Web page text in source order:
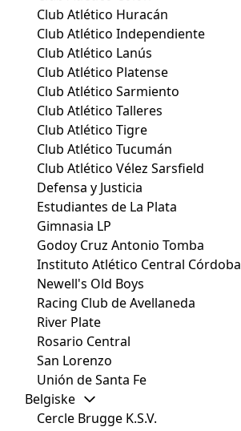
Club Atlético Huracán
Club Atlético Independiente
Club Atlético Lanús
Club Atlético Platense
Club Atlético Sarmiento
Club Atlético Talleres
Club Atlético Tigre
Club Atlético Tucumán
Club Atlético Vélez Sarsfield
Defensa y Justicia
Estudiantes de La Plata
Gimnasia LP
Godoy Cruz Antonio Tomba
Instituto Atlético Central Córdoba
Newell's Old Boys
Racing Club de Avellaneda
River Plate
Rosario Central
San Lorenzo
Unión de Santa Fe
Belgiske
Cercle Brugge K.S.V.